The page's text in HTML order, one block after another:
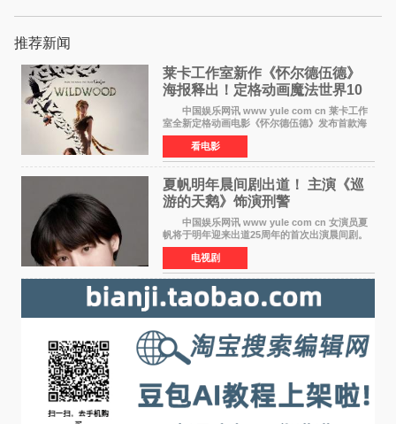
推荐新闻
莱卡工作室新作《怀尔德伍德》
海报释出！定格动画魔法世界10
月开启
中国娱乐网讯 www yule com cn 莱卡工作
室全新定格动画电影《怀尔德伍德》发布首款海
报，女孩为找回弟弟走入黑暗、宏大的林中魔法
世界，一场关于勇气与亲情的奇幻冒险即将展
开。 本片由特
看电影
夏帆明年晨间剧出道！ 主演《巡
游的天鹅》饰演刑警
中国娱乐网讯 www yule com cn 女演员夏
帆将于明年迎来出道25周年的首次出演晨间剧。
NHK于8月4日宣布她将出演明年（2027年度）上
半期的晨间剧《巡游的天鹅》，饰演与女主角森
田望智饰演的生
电视剧